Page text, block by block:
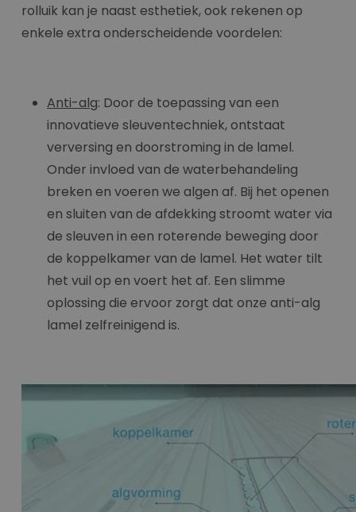
rolluik kan je naast esthetiek, ook rekenen op
enkele extra onderscheidende voordelen:
Anti-alg: Door de toepassing van een
innovatieve sleuventechniek, ontstaat
verversing en doorstroming in de lamel.
Onder invloed van de waterbehandeling
breken en voeren we algen af. Bij het openen
en sluiten van de afdekking stroomt water via
de sleuven in een roterende beweging door
de koppelkamer van de lamel. Het water tilt
het vuil op en voert het af. Een slimme
oplossing die ervoor zorgt dat onze anti-alg
lamel zelfreinigend is.